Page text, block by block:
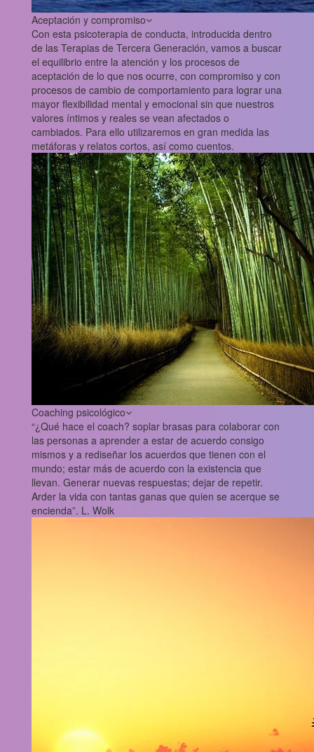
Aceptación y compromiso
Con esta psicoterapia de conducta, introducida dentro
de las Terapias de Tercera Generación, vamos a buscar
el equilibrio entre la atención y los procesos de
aceptación de lo que nos ocurre, con compromiso y con
procesos de cambio de comportamiento para lograr una
mayor flexibilidad mental y emocional sin que nuestros
valores íntimos y reales se vean afectados o
cambiados. Para ello utilizaremos en gran medida las
metáforas y relatos cortos, así como cuentos.
Coaching psicológico
“¿Qué hace el coach? soplar brasas para colaborar con
las personas a aprender a estar de acuerdo consigo
mismos y a rediseñar los acuerdos que tienen con el
mundo; estar más de acuerdo con la existencia que
llevan. Generar nuevas respuestas; dejar de repetir.
Arder la vida con tantas ganas que quien se acerque se
encienda”. L. Wolk